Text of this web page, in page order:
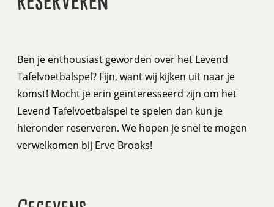
Ben je enthousiast geworden over het Levend
Tafelvoetbalspel? Fijn, want wij kijken uit naar je
komst! Mocht je erin geïnteresseerd zijn om het
Levend Tafelvoetbalspel te spelen dan kun je
hieronder reserveren. We hopen je snel te mogen
verwelkomen bij Erve Brooks!